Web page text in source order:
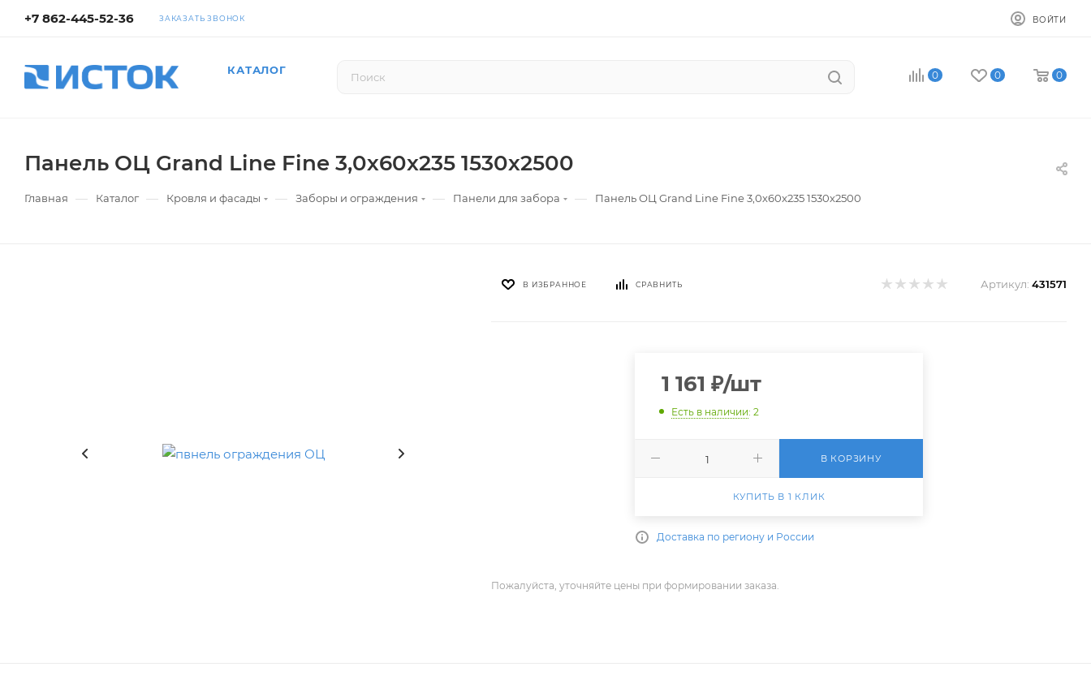
+7 862-445-52-36 ЗАКАЗАТЬ ЗВОНОК ВОЙТИ
КАТАЛОГ 0 0 0
Панель ОЦ Grand Line Fine 3,0х60x235 1530х2500
Главная — Каталог — Кровля и фасады — Заборы и ограждения — Панели для забора — Панель ОЦ Grand Line Fine 3,0х60x235 1530х2500
В ИЗБРАННОЕ СРАВНИТЬ Артикул: 431571
1 161 ₽/шт
Есть в наличии: 2
В КОРЗИНУ
КУПИТЬ В 1 КЛИК
Доставка по региону и России
Пожалуйста, уточняйте цены при формировании заказа.